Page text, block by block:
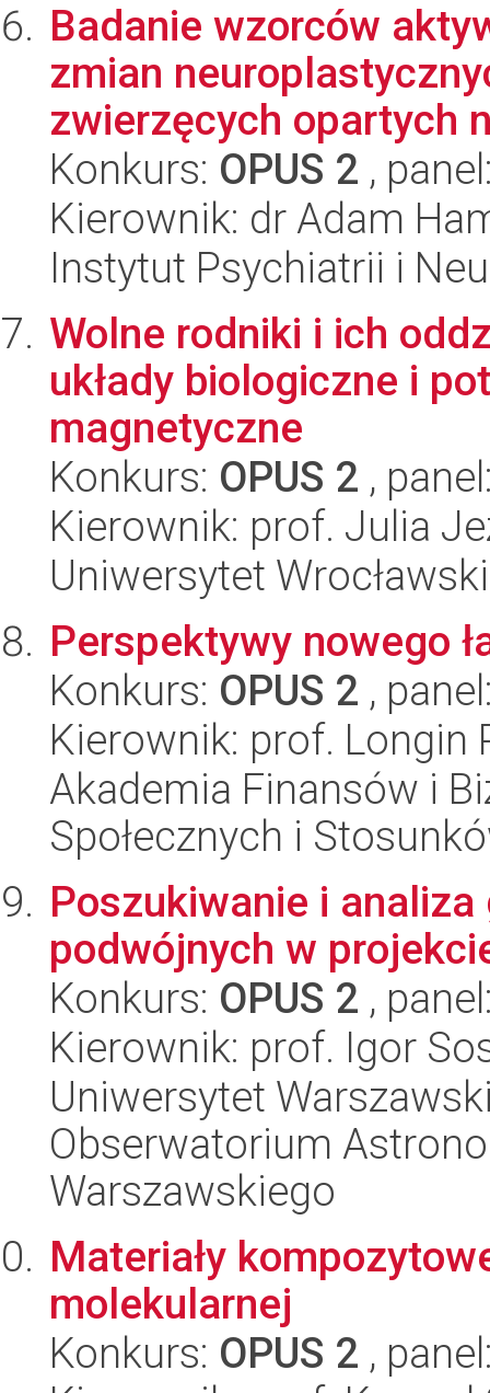
Badanie wzorców
zmian
zwierzęcych opartych
Konkurs: OPUS 2 ,
Kierownik: dr Adam
Instytut Psychiatrii i
Wolne rodniki i ich
układy biologiczne i
magnetyczne
Konkurs: OPUS 2 ,
Kierownik: prof. Julia
Uniwersytet
Perspektywy nowego
Konkurs: OPUS 2 ,
Kierownik: prof. Longin
Akademia Finansów i
Społecznych i
Poszukiwanie i
podwójnych w
Konkurs: OPUS 2 ,
Kierownik: prof. Igor
Uniwersytet
Obserwatorium
Warszawskiego
Materiały
molekularnej
Konkurs: OPUS 2 ,